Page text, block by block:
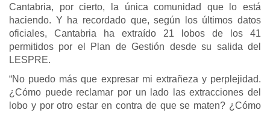
Cantabria, por cierto, la única comunidad que lo está
haciendo. Y ha recordado que, según los últimos datos
oficiales, Cantabria ha extraído 21 lobos de los 41
permitidos por el Plan de Gestión desde su salida del
LESPRE.
“No puedo más que expresar mi extrañeza y perplejidad.
¿Cómo puede reclamar por un lado las extracciones del
lobo y por otro estar en contra de que se maten? ¿Cómo